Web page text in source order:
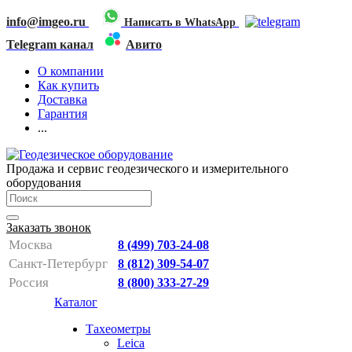
info@imgeo.ru Написать в WhatsApp
Telegram канал
Авито
О компании
Как купить
Доставка
Гарантия
...
Продажа и сервис геодезического и измерительного
оборудования
Заказать звонок
Москва 8 (499) 703-24-08
Санкт-Петербург 8 (812) 309-54-07
Россия 8 (800) 333-27-29
Каталог
Тахеометры
Leica